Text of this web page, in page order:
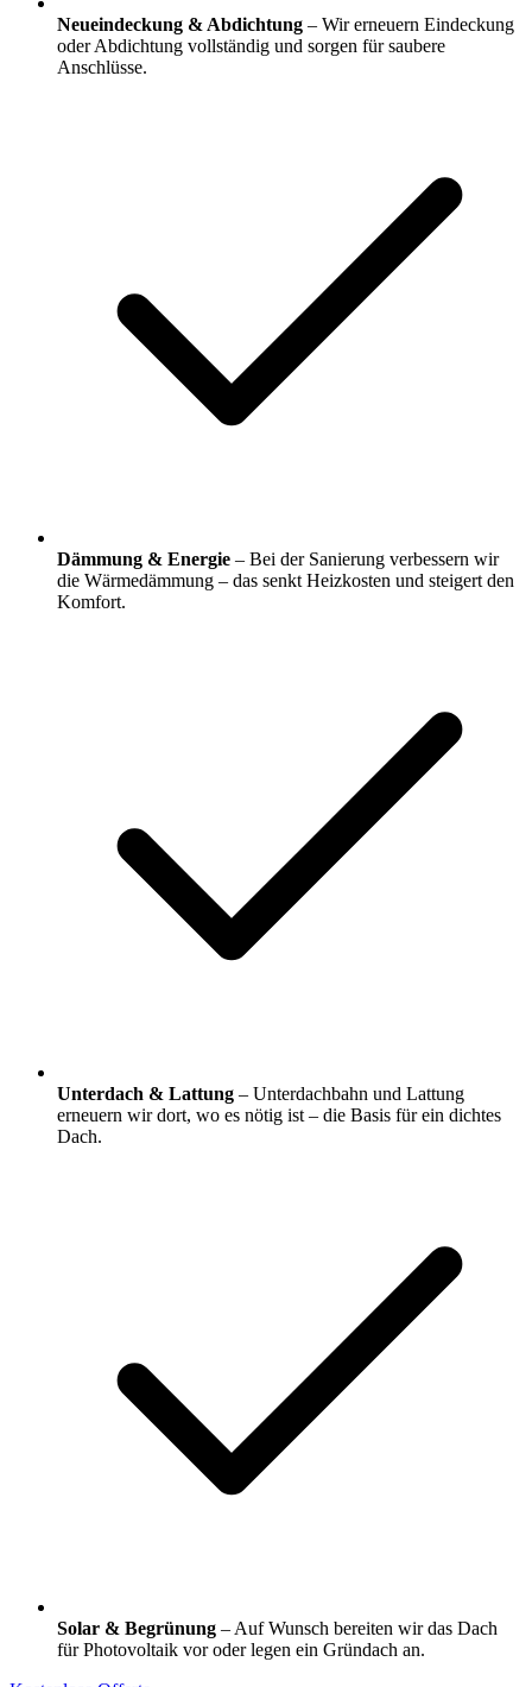
Neueindeckung & Abdichtung – Wir erneuern Eindeckung
oder Abdichtung vollständig und sorgen für saubere
Anschlüsse.
Dämmung & Energie – Bei der Sanierung verbessern wir
die Wärmedämmung – das senkt Heizkosten und steigert den
Komfort.
Unterdach & Lattung – Unterdachbahn und Lattung
erneuern wir dort, wo es nötig ist – die Basis für ein dichtes
Dach.
Solar & Begrünung – Auf Wunsch bereiten wir das Dach
für Photovoltaik vor oder legen ein Gründach an.